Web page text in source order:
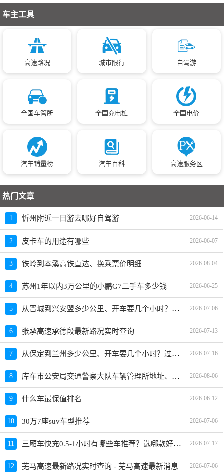
车主工具
高速路况 城市限行 自驾游
全国车管所 全国充电桩 全国电价
汽车销量榜 汽车百科 高速服务区
热门文章
1 忻州附近一日游去哪好自驾游 2026-06-14
2 皮卡车的用途有哪些 2026-06-07
3 铁岭到本溪高铁直达、换乘票价明细 2026-08-04
4 苏州1年以内3万公里的小鹏G7二手车多少钱 2026-06-25
5 从晋城到兴安盟多少公里、开车要几个小时？过路费、油费等 2026-07-06
6 张承高速承德段最新路况实时查询 2026-07-13
7 从保定到兰州多少公里、开车要几个小时？过路费、油费等 2026-07-16
8 库车市公安局交通警察大队车辆管理所地址、电话、上班时间、能处理违章吗 2026-08-06
9 什么车最保值排名 2026-06-12
10 30万7座suv车型推荐 2026-07-06
11 三厢车快充0.5-1小时有哪些车推荐？选哪款好及价格参考 2026-07-17
12 芜马高速最新路况实时查询 - 芜马高速最新消息 2026-07-06